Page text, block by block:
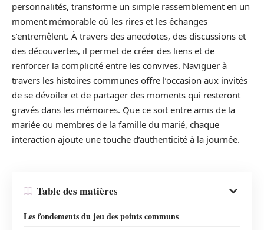
personnalités, transforme un simple rassemblement en un
moment mémorable où les rires et les échanges
s’entremêlent. À travers des anecdotes, des discussions et
des découvertes, il permet de créer des liens et de
renforcer la complicité entre les convives. Naviguer à
travers les histoires communes offre l’occasion aux invités
de se dévoiler et de partager des moments qui resteront
gravés dans les mémoires. Que ce soit entre amis de la
mariée ou membres de la famille du marié, chaque
interaction ajoute une touche d’authenticité à la journée.
Table des matières
Les fondements du jeu des points communs